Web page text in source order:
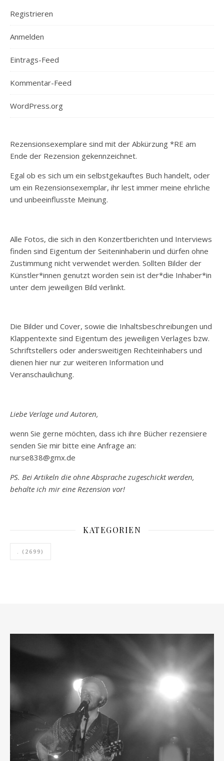
Registrieren
Anmelden
Eintrags-Feed
Kommentar-Feed
WordPress.org
Rezensionsexemplare sind mit der Abkürzung *RE am
Ende der Rezension gekennzeichnet.
Egal ob es sich um ein selbstgekauftes Buch handelt, oder
um ein Rezensionsexemplar, ihr lest immer meine ehrliche
und unbeeinflusste Meinung.
Alle Fotos, die sich in den Konzertberichten und Interviews
finden sind Eigentum der Seiteninhaberin und dürfen ohne
Zustimmung nicht verwendet werden. Sollten Bilder der
Künstler*innen genutzt worden sein ist der*die Inhaber*in
unter dem jeweiligen Bild verlinkt.
Die Bilder und Cover, sowie die Inhaltsbeschreibungen und
Klappentexte sind Eigentum des jeweiligen Verlages bzw.
Schriftstellers oder andersweitigen Rechteinhabers und
dienen hier nur zur weiteren Information und
Veranschaulichung.
Liebe Verlage und Autoren,
wenn Sie gerne möchten, dass ich ihre Bücher rezensiere
senden Sie mir bitte eine Anfrage an:
nurse838@gmx.de
PS. Bei Artikeln die ohne Absprache zugeschickt werden,
behalte ich mir eine Rezension vor!
KATEGORIEN
. (2699)